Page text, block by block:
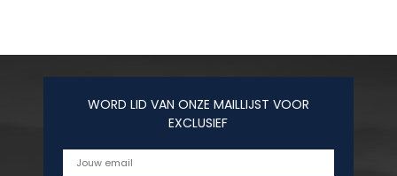
WORD LID VAN ONZE MAILLIJST VOOR
EXCLUSIEF